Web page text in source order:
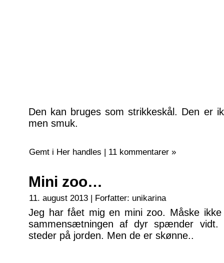
Den kan bruges som strikkeskål. Den er
men smuk.
Gemt i Her handles | 11 kommentarer »
Mini zoo…
11. august 2013 | Forfatter: unikarina
Jeg har fået mig en mini zoo. Måske
sammensætningen af dyr spænder vidt.
steder på jorden. Men de er skønne..